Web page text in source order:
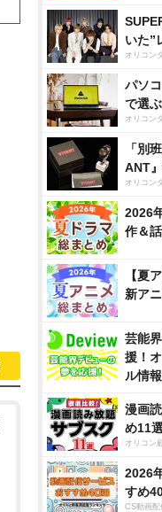
いた”
オリコン
パソ
で選
オリコン
「別
ANT
オリコン
2026
作＆
【夏
新ア
芸能
援！
ル情
漫画
め11
オリコン
2026
すめ
CS動画配